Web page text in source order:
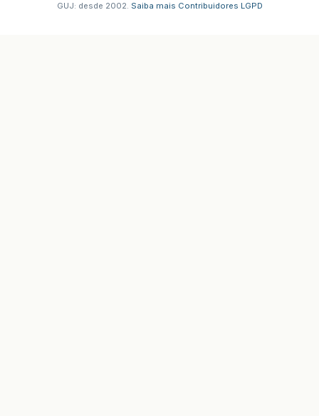
GUJ: desde 2002. Saiba mais Contribuidores LGPD